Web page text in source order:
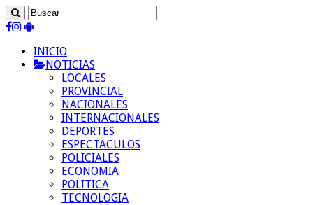
INICIO
NOTICIAS
LOCALES
PROVINCIAL
NACIONALES
INTERNACIONALES
DEPORTES
ESPECTACULOS
POLICIALES
ECONOMIA
POLITICA
TECNOLOGIA